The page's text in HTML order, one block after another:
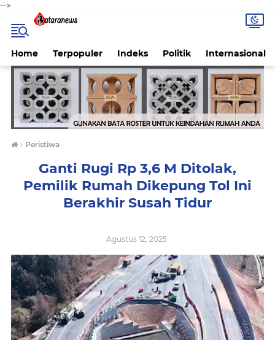
-->
Home Terpopuler Indeks Politik Internasional
› Peristiwa
Ganti Rugi Rp 3,6 M Ditolak,
Pemilik Rumah Dikepung Tol Ini
Berakhir Susah Tidur
Agustus 12, 2025